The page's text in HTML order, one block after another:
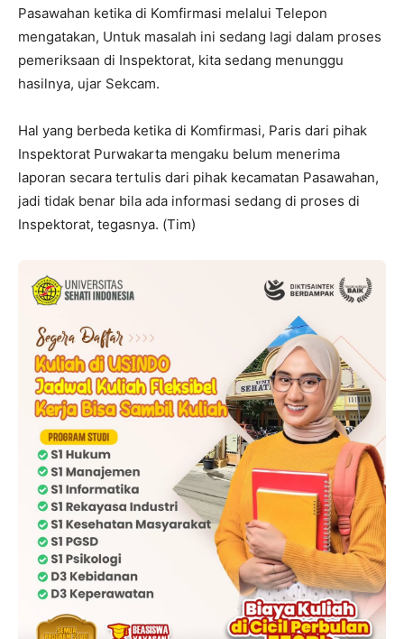
Pasawahan ketika di Komfirmasi melalui Telepon
mengatakan, Untuk masalah ini sedang lagi dalam proses
pemeriksaan di Inspektorat, kita sedang menunggu
hasilnya, ujar Sekcam.
Hal yang berbeda ketika di Komfirmasi, Paris dari pihak
Inspektorat Purwakarta mengaku belum menerima
laporan secara tertulis dari pihak kecamatan Pasawahan,
jadi tidak benar bila ada informasi sedang di proses di
Inspektorat, tegasnya. (Tim)